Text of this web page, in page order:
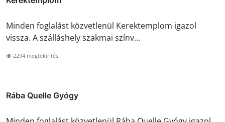
Minden foglalást közvetlenül Kerektemplom igazol
vissza. A szálláshely szakmai színv...
2294 megtekintés
Rába Quelle Gyógy